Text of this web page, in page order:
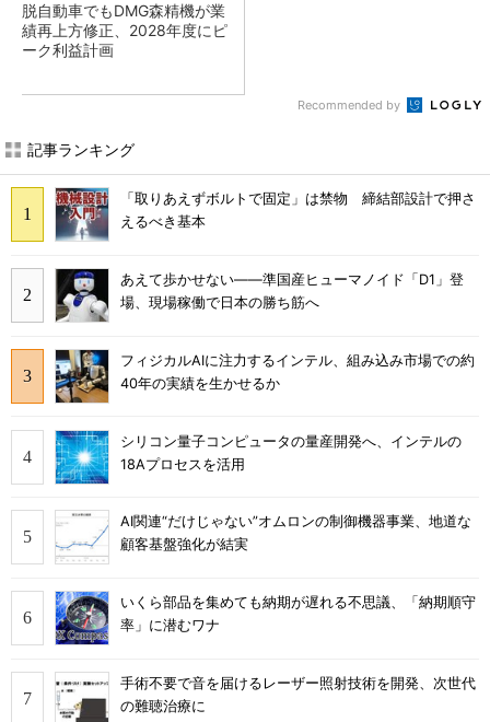
脱自動車でもDMG森精機が業
績再上方修正、2028年度にピ
ーク利益計画
Recommended by
記事ランキング
「取りあえずボルトで固定」は禁物 締結部設計で押さ
えるべき基本
あえて歩かせない――準国産ヒューマノイド「D1」登
場、現場稼働で日本の勝ち筋へ
フィジカルAIに注力するインテル、組み込み市場での約
40年の実績を生かせるか
シリコン量子コンピュータの量産開発へ、インテルの
18Aプロセスを活用
AI関連“だけじゃない”オムロンの制御機器事業、地道な
顧客基盤強化が結実
いくら部品を集めても納期が遅れる不思議、「納期順守
率」に潜むワナ
手術不要で音を届けるレーザー照射技術を開発、次世代
の難聴治療に